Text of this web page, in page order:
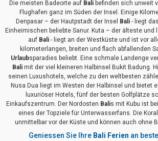
Die meisten Badeorte auf Balibefinden sich unweit
Flughafen ganz im Süden der Insel. Einige
Denpasar – der Hautpstadt der Insel Bali- liegt
Einheimischen beliebte Sanur. Kuta – der älteste
auf Bali - liegt an der Westküste und ist vor
kilometerlangen, breiten und flach abfallenden
Urlaubsparadies beliebt. Eine schmale Landenge
Bali mit der viel kleineren Halbinsel Bukit Badung.
seinen Luxushotels, welche zu den weltbesten
Nusa Dua liegt im Westen der Halbinsel und bietet
luxuriöser Hotels, fünf der besten Golfplätze
Einkaufszentrum. Der Nordosten Balis mit Kubu ist
eines der Topziele für Unterwasserfans. Die
unmittelbar vor der Küste und können auch ohne
Geniessen Sie Ihre Bali Ferien an